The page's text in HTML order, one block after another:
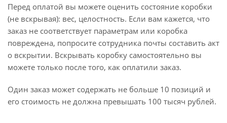
Перед оплатой вы можете оценить состояние коробки
(не вскрывая): вес, целостность. Если вам кажется, что
заказ не соответствует параметрам или коробка
повреждена, попросите сотрудника почты составить акт
о вскрытии. Вскрывать коробку самостоятельно вы
можете только после того, как оплатили заказ.
Один заказ может содержать не больше 10 позиций и
его стоимость не должна превышать 100 тысяч рублей.